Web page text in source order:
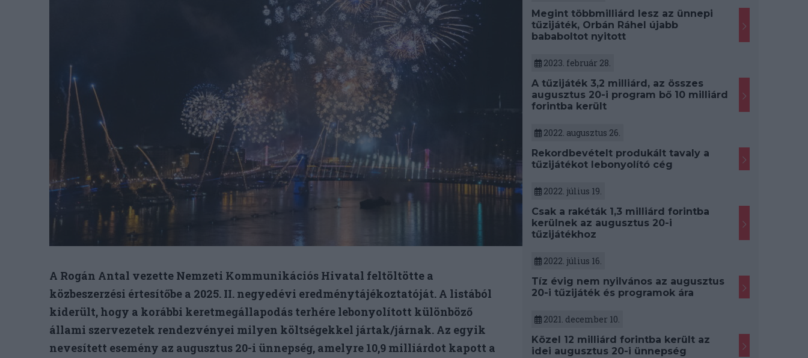
A Rogán Antal vezette Nemzeti Kommunikációs Hivatal feltöltötte a
közbeszerzési értesítőbe a 2025. II. negyedévi eredménytájékoztatóját. A listából
kiderült, hogy a korábbi keretmegállapodás terhére lebonyolított különböző
állami szervezetek rendezvényei milyen költségekkel jártak/járnak. Az egyik
nevesített esemény az augusztus 20-i ünnepség, amelyre 10,9 milliárdot kapott a
Megint többmilliárd lesz az ünnepi
tűzijáték, Orbán Ráhel újabb
bababoltot nyitott
2023. február 28.
A tűzijáték 3,2 milliárd, az összes
augusztus 20-i program bő 10 milliárd
forintba került
2022. augusztus 26.
Rekordbevételt produkált tavaly a
tűzijátékot lebonyolító cég
2022. július 19.
Csak a rakéták 1,3 milliárd forintba
kerülnek az augusztus 20-i
tűzijátékhoz
2022. július 16.
Tíz évig nem nyilvános az augusztus
20-i tűzijáték és programok ára
2021. december 10.
Közel 12 milliárd forintba került az
idei augusztus 20-i ünnepség